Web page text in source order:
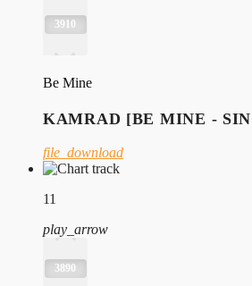
3910
Be Mine
KAMRAD [BE MINE -
file_download
11
play_arrow
3890